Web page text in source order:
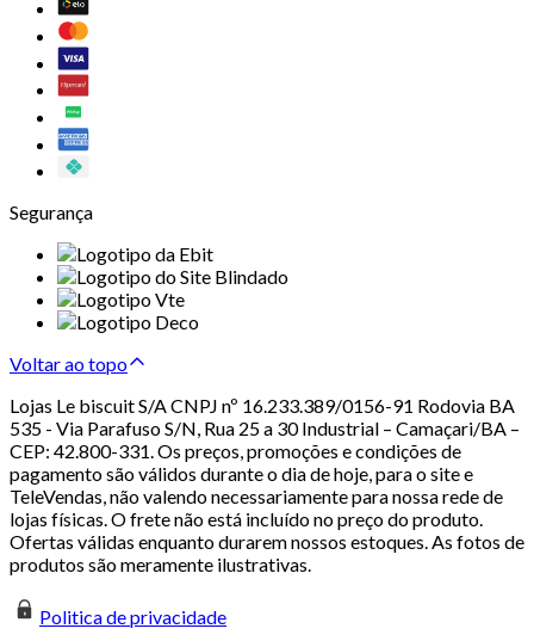
Segurança
Voltar ao topo
Lojas Le biscuit S/A CNPJ nº 16.233.389/0156-91 Rodovia BA
535 - Via Parafuso S/N, Rua 25 a 30 Industrial – Camaçari/BA –
CEP: 42.800-331. Os preços, promoções e condições de
pagamento são válidos durante o dia de hoje, para o site e
TeleVendas, não valendo necessariamente para nossa rede de
lojas físicas. O frete não está incluído no preço do produto.
Ofertas válidas enquanto durarem nossos estoques. As fotos de
produtos são meramente ilustrativas.
Politica de privacidade